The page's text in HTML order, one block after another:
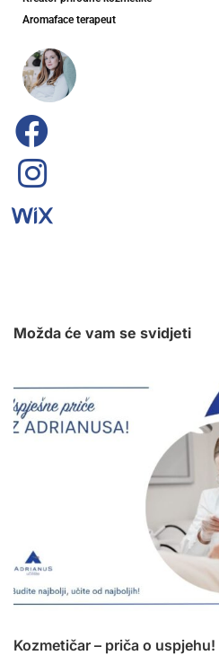
Aromaface terapeut
Možda će vam se svidjeti
Kozmetičar – priča o uspjehu!